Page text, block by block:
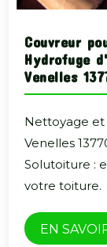
Couvreur
Hydrofuge
Venelles
Nettoyage
Venelles
Solutoiture :
votre toiture.
EN